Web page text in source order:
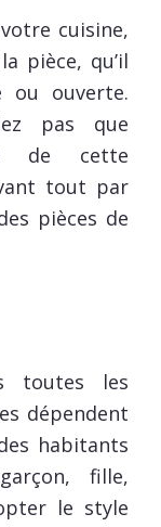
cuisine,
pièce, qu’il
ou ouverte.
pas que
de cette
tout par
pièces de
toutes les
dépendent
habitants
fille,
le style